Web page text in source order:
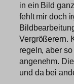
in ein Bild
fehlt mir doch
Vergrößerern.
regeln, aber
angenehm.
und da bei